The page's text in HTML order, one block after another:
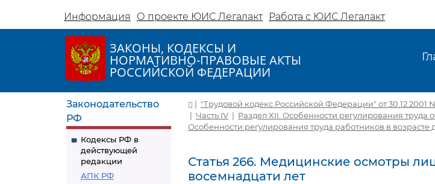
Информация О проекте ЮИС Легалакт Работа с ЮИС Легалакт
ЗАКОНЫ, КОДЕКСЫ И
НОРМАТИВНО-ПРАВОВЫЕ АКТЫ
РОССИЙСКОЙ ФЕДЕРАЦИИ
Законодательство
РФ
Кодексы РФ в
действующей
редакции
АПК РФ
| "Трудовой кодекс Российской Федерации" от 30.12.2001 N
| Часть IV | Раздел XII. Особенности регулирования труда
Особенности регулирования труда работников в возрасте
Статья 266. Медицинские осмотры
восемнадцати лет